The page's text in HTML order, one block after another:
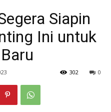
Siapin
Ini untuk
0
302